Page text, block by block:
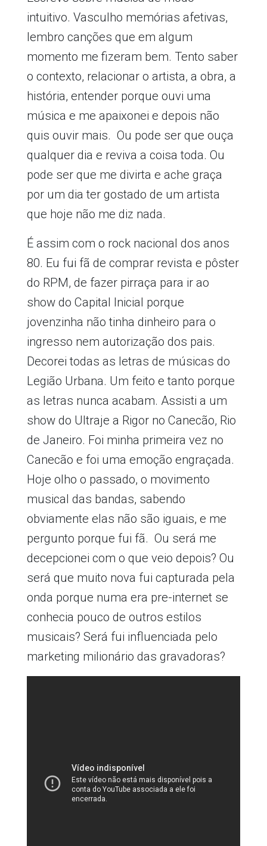
intuitivo. Vasculho memórias afetivas,
lembro canções que em algum
momento me fizeram bem. Tento saber
o contexto, relacionar o artista, a obra, a
história, entender porque ouvi uma
música e me apaixonei e depois não
quis ouvir mais. Ou pode ser que ouça
qualquer dia e reviva a coisa toda. Ou
pode ser que me divirta e ache graça
por um dia ter gostado de um artista
que hoje não me diz nada.
É assim com o rock nacional dos anos
80. Eu fui fã de comprar revista e pôster
do RPM, de fazer pirraça para ir ao
show do Capital Inicial porque
jovenzinha não tinha dinheiro para o
ingresso nem autorização dos pais.
Decorei todas as letras de músicas do
Legião Urbana. Um feito e tanto porque
as letras nunca acabam. Assisti a um
show do Ultraje a Rigor no Canecão, Rio
de Janeiro. Foi minha primeira vez no
Canecão e foi uma emoção engraçada.
Hoje olho o passado, o movimento
musical das bandas, sabendo
obviamente elas não são iguais, e me
pergunto porque fui fã. Ou será me
decepcionei com o que veio depois? Ou
será que muito nova fui capturada pela
onda porque numa era pre-internet se
conhecia pouco de outros estilos
musicais? Será fui influenciada pelo
marketing milionário das gravadoras?